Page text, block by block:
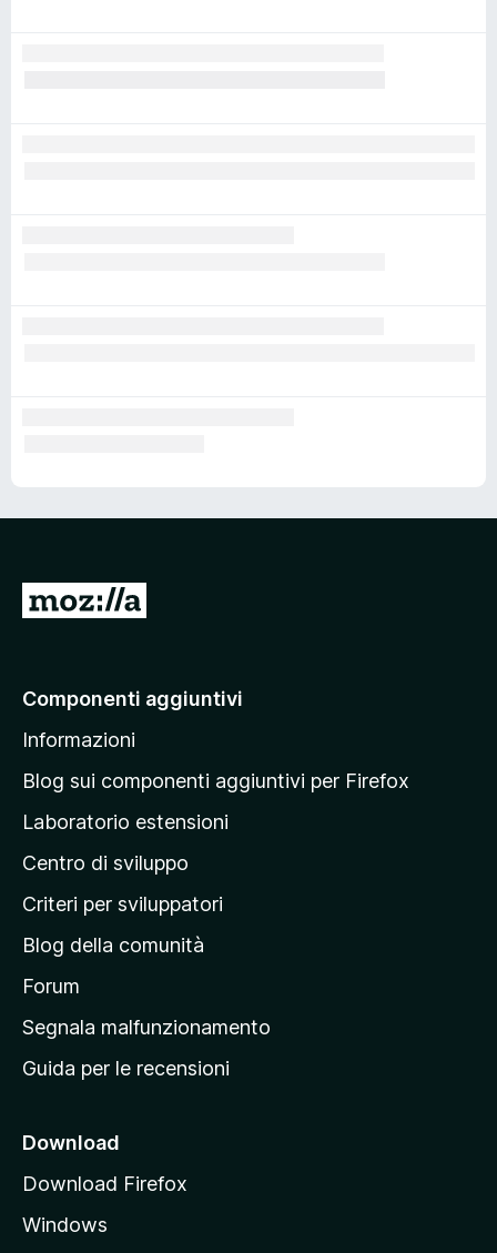
V
a
l
a
a
g
i
a
p
r
n
i
a
l
Componenti aggiuntivi
Informazioni
Blog sui componenti aggiuntivi per Firefox
Laboratorio estensioni
Centro di sviluppo
Criteri per sviluppatori
Blog della comunità
Forum
Segnala malfunzionamento
Guida per le recensioni
Download
Download Firefox
Windows